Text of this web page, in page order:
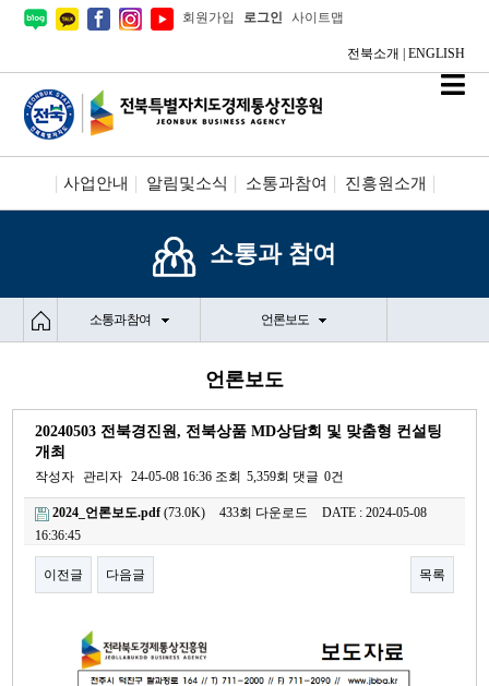
회원가입 로그인 사이트맵
전북소개 ENGLISH
사업안내 알림및소식 소통과참여 진흥원소개
시설안내/신청
소통과 참여
소통과 참여 언론보도
언론보도
20240503 전북경진원, 전북상품 MD상담회 및 맞춤형 컨설팅
개최
작성자 관리자 24-05-08 16:36 조회 5,359회 댓글 0건
2024_언론보도.pdf(73.0K) 433회 다운로드
DATE : 2024-05-08
16:36:45
이전글 다음글 목록